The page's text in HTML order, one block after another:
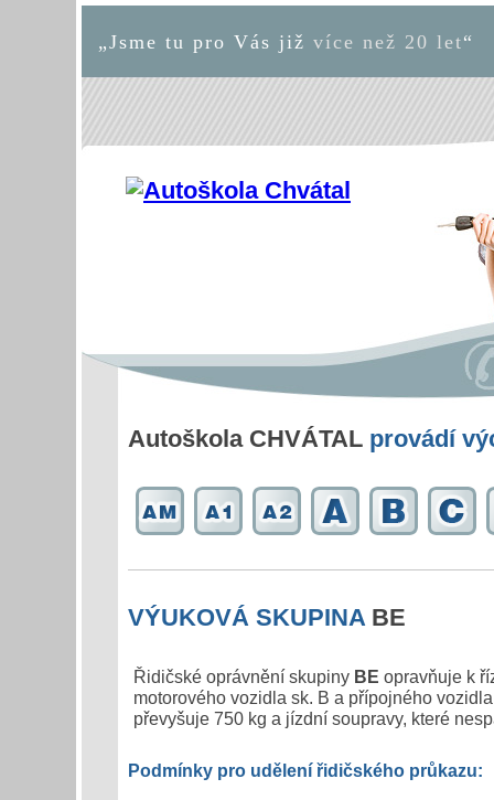
Autoškola CHVÁTAL provádí
VÝUKOVÁ SKUPINABE
Řidičské oprávnění skupiny BE opravňuje k
motorového vozidla sk. B a přípojného
převyšuje 750 kg a jízdní soupravy, které
Podmínky pro udělení řidičského průkazu:
„Jsme tu pro Vás již více než 20 let“